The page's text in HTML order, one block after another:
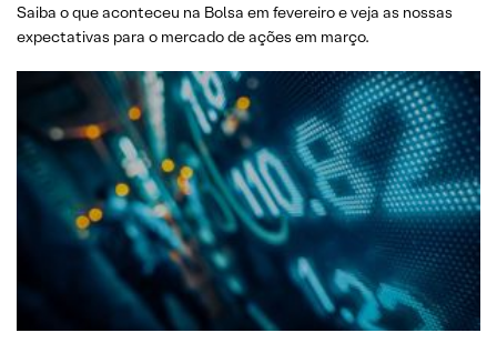
Saiba o que aconteceu na Bolsa em fevereiro e veja as nossas
expectativas para o mercado de ações em março.